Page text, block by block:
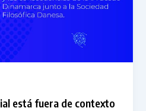
está fuera de contexto